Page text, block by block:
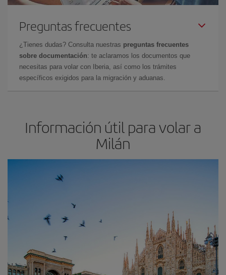
Preguntas frecuentes
¿Tienes dudas? Consulta nuestras preguntas frecuentes
sobre documentación: te aclaramos los documentos que
necesitas para volar con Iberia, así como los trámites
específicos exigidos para la migración y aduanas.
Información útil para volar a
Milán